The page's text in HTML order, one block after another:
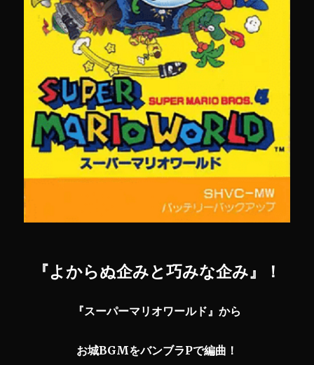
『よからぬ企みと巧みな企み』！
『スーパーマリオワールド』から
お城BGMをバンブラPで編曲！